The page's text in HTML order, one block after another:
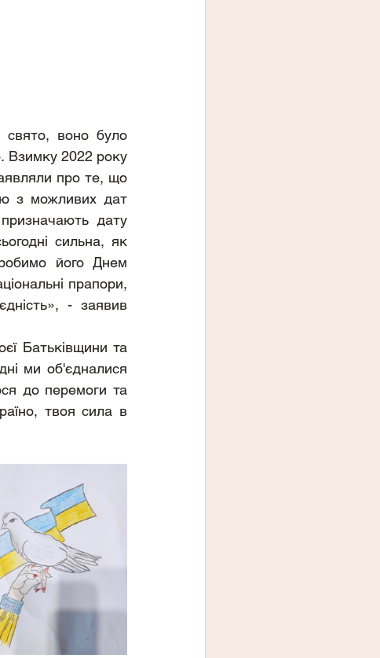
Взимку 2022 року
про те, що
з можливих дат
дату
сильна, як
його Днем
прапори,
- заявив
ми об'єдналися
до перемоги та
твоя сила в